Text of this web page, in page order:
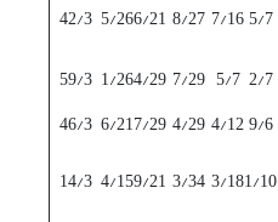
5/7
7/16
8/27
6/21
5/26
42/3
2/7
5/7
7/29
4/29
1/26
59/3
9/6
4/12
4/29
7/29
6/21
46/3
1/10
3/18
3/34
9/21
4/15
14/3